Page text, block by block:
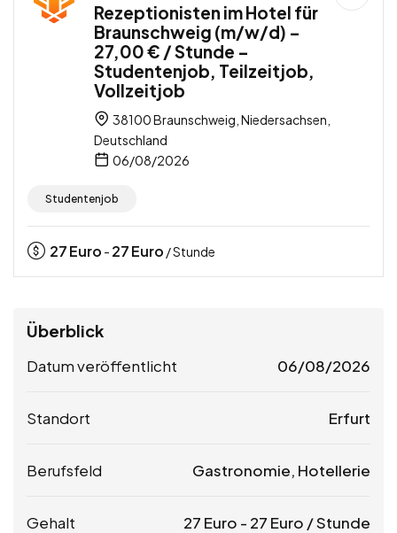
Rezeptionisten im Hotel für
Braunschweig (m/w/d) –
27,00 € / Stunde –
Studentenjob, Teilzeitjob,
Vollzeitjob
38100 Braunschweig, Niedersachsen,
Deutschland
06/08/2026
Studentenjob
27Euro - 27Euro / Stunde
Überblick
Datum veröffentlicht 06/08/2026
Standort Erfurt
Berufsfeld Gastronomie, Hotellerie
Gehalt 27 Euro - 27 Euro / Stunde